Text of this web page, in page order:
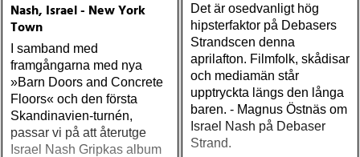
Nash, Israel - New York
Town
I samband med
framgångarna med nya
»Barn Doors and Concrete
Floors« och den första
Skandinavien-turnén,
passar vi på att återutge
Israel Nash Gripkas album
Det är osedvanligt hög
hipsterfaktor på Debasers
Strandscen denna
aprilafton. Filmfolk, skådisar
och mediamän står
upptryckta längs den långa
baren. - Magnus Östnäs om
Israel Nash på Debaser
Strand.